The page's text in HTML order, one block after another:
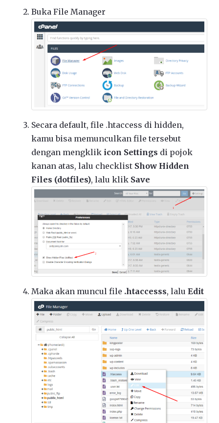
Buka File Manager
Secara default, file .htaccess di hidden,
kamu bisa memunculkan file tersebut
dengan mengklik icon Settings di pojok
kanan atas, lalu checklist Show Hidden
Files (dotfiles), lalu klik Save
Maka akan muncul file .htaccesss, lalu Edit